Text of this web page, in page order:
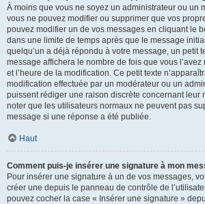
À moins que vous ne soyez un administrateur ou un
vous ne pouvez modifier ou supprimer que vos
pouvez modifier un de vos messages en cliquant le
dans une limite de temps après que le message
quelqu’un a déjà répondu à votre message, un petit
message affichera le nombre de fois que vous
et l’heure de la modification. Ce petit texte
modification effectuée par un modérateur ou un
puissent rédiger une raison discrète concernant leur
noter que les utilisateurs normaux ne peuvent pas
message si une réponse a été publiée.
Haut
Comment puis-je insérer une signature à mon
Pour insérer une signature à un de vos messages,
créer une depuis le panneau de contrôle de
pouvez cocher la case « Insérer une signature »